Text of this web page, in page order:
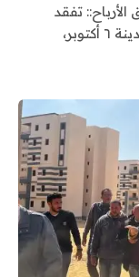
تفقد
المهندس عادل النجار، رئيس جهاز تنمية مدينة ٦ أكتوبر،